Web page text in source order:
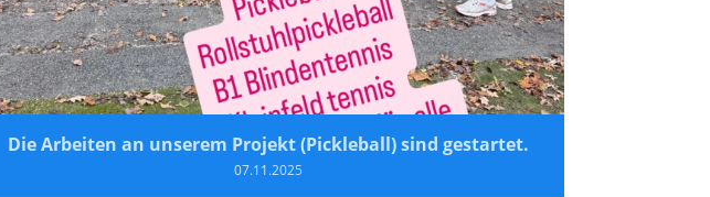
Die Arbeiten an unserem Projekt (Pickleball) sind gestartet.
07.11.2025